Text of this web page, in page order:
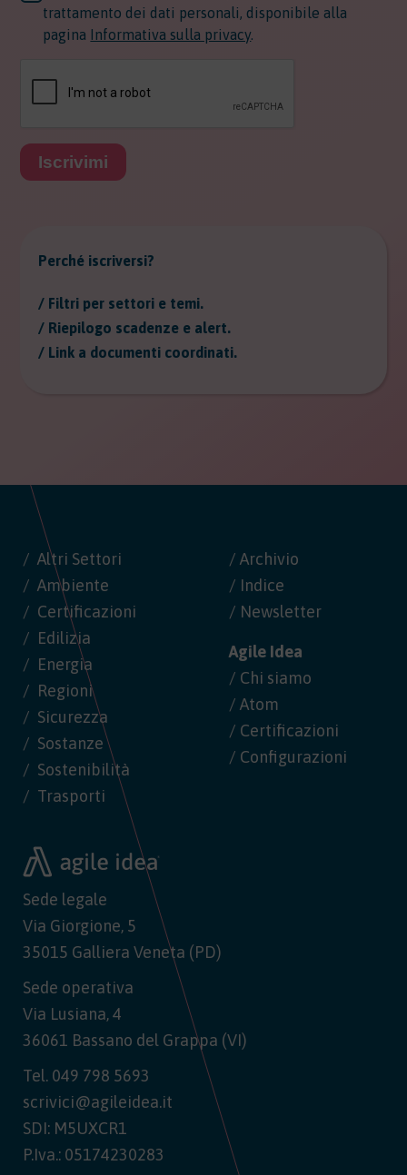
trattamento dei dati personali, disponibile alla
pagina Informativa sulla privacy.
Iscrivimi
Perché iscriversi?
/ Filtri per settori e temi.
/ Riepilogo scadenze e alert.
/ Link a documenti coordinati.
Altri Settori
Ambiente
Certificazioni
Edilizia
Energia
Regioni
Sicurezza
Sostanze
Sostenibilità
Trasporti
/ Archivio
/ Indice
/ Newsletter
Agile Idea
/ Chi siamo
/ Atom
/ Certificazioni
/ Configurazioni
Sede legale
Via Giorgione, 5
35015 Galliera Veneta (PD)
Sede operativa
Via Lusiana, 4
36061 Bassano del Grappa (VI)
Tel. 049 798 5693
scrivici@agileidea.it
SDI: M5UXCR1
P.Iva.: 05174230283